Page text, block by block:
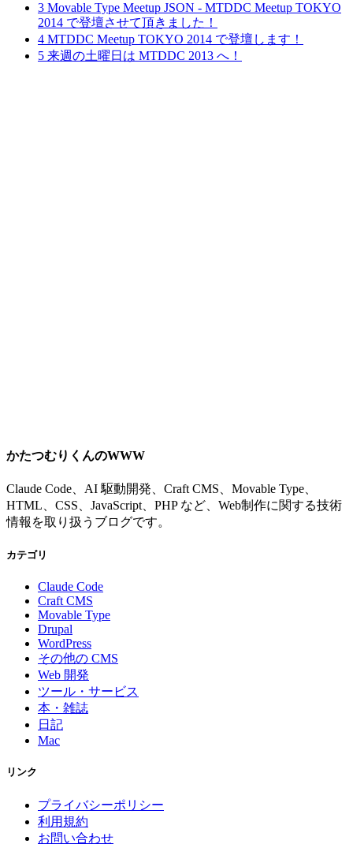
3 Movable Type Meetup JSON - MTDDC Meetup TOKYO
2014 で登壇させて頂きました！
4 MTDDC Meetup TOKYO 2014 で登壇します！
5 来週の土曜日は MTDDC 2013 へ！
かたつむりくんのWWW
Claude Code、AI 駆動開発、Craft CMS、Movable Type、
HTML、CSS、JavaScript、PHP など、Web制作に関する技術
情報を取り扱うブログです。
カテゴリ
Claude Code
Craft CMS
Movable Type
Drupal
WordPress
その他の CMS
Web 開発
ツール・サービス
本・雑誌
日記
Mac
リンク
プライバシーポリシー
利用規約
お問い合わせ